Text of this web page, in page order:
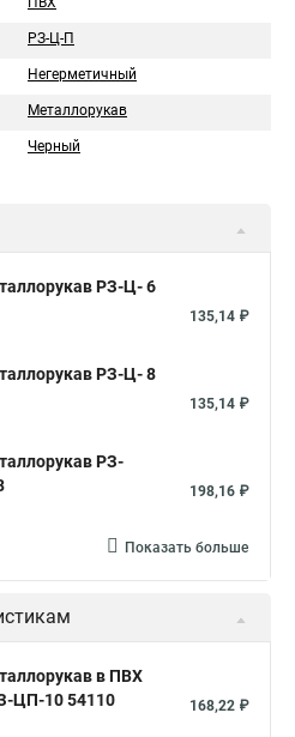
РЗ-Ц-П
Негерметичный
Металлорукав
Черный
РЗ-Ц- 6
135,14 ₽
РЗ-Ц- 8
135,14 ₽
РЗ-
198,16 ₽
Показать больше
в ПВХ
ЦП-10 54110
168,22 ₽